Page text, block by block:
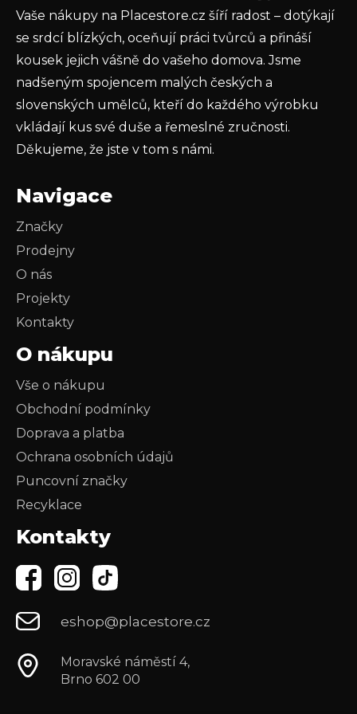
PŘIHLÁSIT SE
Vaše nákupy na Placestore.cz šíří radost – dotýkají
se srdcí blízkých, oceňují práci tvůrců a přináší
kousek jejich vášně do vašeho domova. Jsme
nadšeným spojencem malých českých a
slovenských umělců, kteří do každého výrobku
vkládají kus své duše a řemeslné zručnosti.
Děkujeme, že jste v tom s námi.
Navigace
Značky
Prodejny
O nás
Projekty
Kontakty
O nákupu
Vše o nákupu
Obchodní podmínky
Doprava a platba
Ochrana osobních údajů
Puncovní značky
Recyklace
Kontakty
eshop@placestore.cz
Moravské náměstí 4,
Brno 602 00